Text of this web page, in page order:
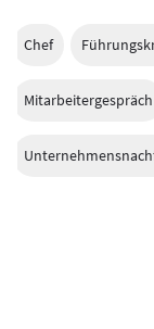
Chef
Mitarbeitergespräch